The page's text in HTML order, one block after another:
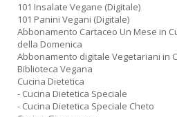
101 Insalate Vegane (Digitale)
101 Panini Vegani (Digitale)
Abbonamento Cartaceo Un Mese in
della Domenica
Abbonamento digitale Vegetariani in
Biblioteca Vegana
Cucina Dietetica
- Cucina Dietetica Speciale
- Cucina Dietetica Speciale Cheto